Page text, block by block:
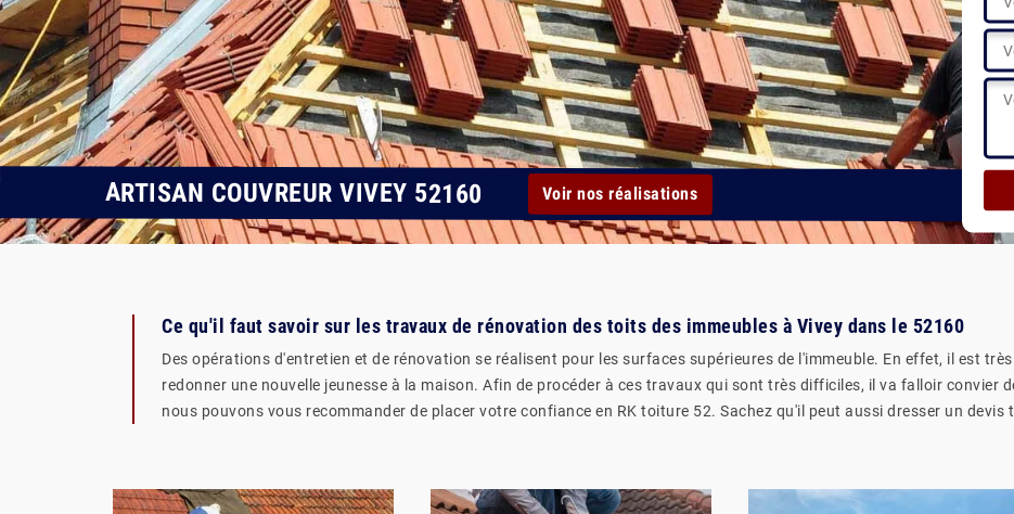
ARTISAN COUVREUR VIVEY 52160 Voir nos réalisations
Ce qu'il faut savoir sur les travaux de rénovation des toits des immeubles à Vivey dans le 52160
Des opérations d'entretien et de rénovation se réalisent pour les surfaces supérieures de l'immeuble. En effet, il est
redonner une nouvelle jeunesse à la maison. Afin de procéder à ces travaux qui sont très difficiles, il va falloir convier
nous pouvons vous recommander de placer votre confiance en RK toiture 52. Sachez qu'il peut aussi dresser un